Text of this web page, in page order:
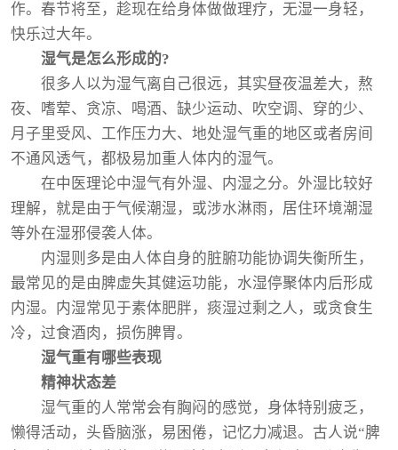
作。春节将至，趁现在给身体做做理疗，无湿一身轻，
快乐过大年。
湿气是怎么形成的?
很多人以为湿气离自己很远，其实昼夜温差大，熬
夜、嗜荤、贪凉、喝酒、缺少运动、吹空调、穿的少、
月子里受风、工作压力大、地处湿气重的地区或者房间
不通风透气，都极易加重人体内的湿气。
在中医理论中湿气有外湿、内湿之分。外湿比较好
理解，就是由于气候潮湿，或涉水淋雨，居住环境潮湿
等外在湿邪侵袭人体。
内湿则多是由人体自身的脏腑功能协调失衡所生，
最常见的是由脾虚失其健运功能，水湿停聚体内后形成
内湿。内湿常见于素体肥胖，痰湿过剩之人，或贪食生
冷，过食酒肉，损伤脾胃。
湿气重有哪些表现
精神状态差
湿气重的人常常会有胸闷的感觉，身体特别疲乏，
懒得活动，头昏脑涨，易困倦，记忆力减退。古人说“脾